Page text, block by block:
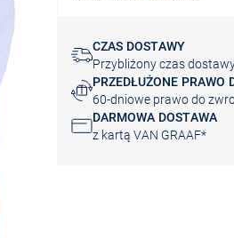
CZAS DOSTAWY
Przybliżony czas
PRZEDŁUŻONE PRAWO
60-dniowe prawo do
DARMOWA DOSTAWA
z kartą VAN GRAAF*